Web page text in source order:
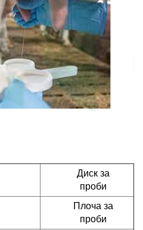
Диск за
проби
Плоча за
проби